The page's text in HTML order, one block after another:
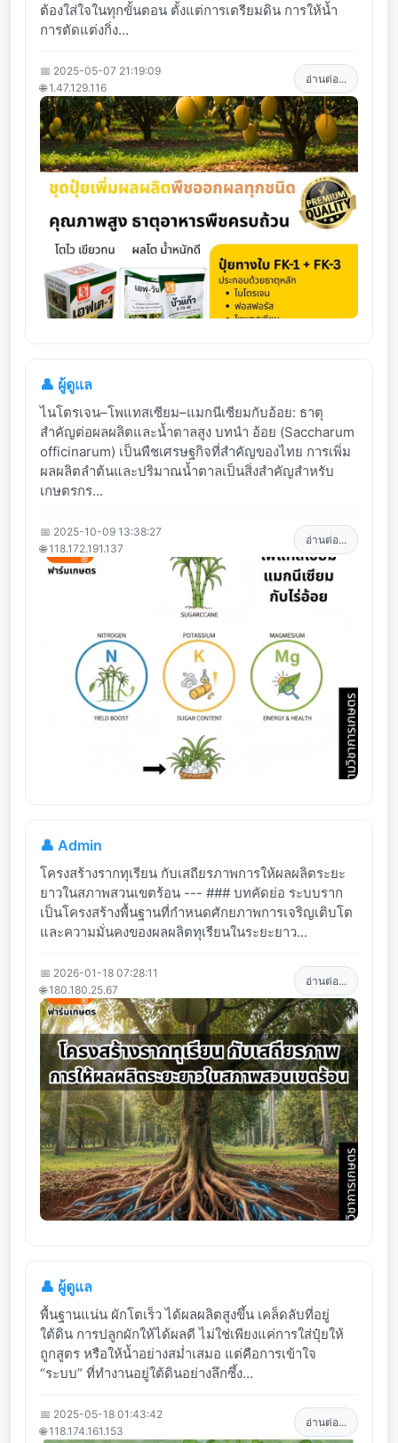
ต้องใส่ใจในทุกขั้นตอน ตั้งแต่การเตรียมดิน การให้น้ำ
การตัดแต่งกิ่ง...
📅 2025-05-07 21:19:09
🌐 1.47.129.116
อ่านต่อ...
👤 ผู้ดูแล
ไนโตรเจน–โพแทสเซียม–แมกนีเซียมกับอ้อย: ธาตุ
สำคัญต่อผลผลิตและน้ำตาลสูง บทนำ อ้อย (Saccharum
officinarum) เป็นพืชเศรษฐกิจที่สำคัญของไทย การเพิ่ม
ผลผลิตลำต้นและปริมาณน้ำตาลเป็นสิ่งสำคัญสำหรับ
เกษตรกร...
📅 2025-10-09 13:38:27
🌐 118.172.191.137
อ่านต่อ...
👤 Admin
โครงสร้างรากทุเรียน กับเสถียรภาพการให้ผลผลิตระยะ
ยาวในสภาพสวนเขตร้อน --- ### บทคัดย่อ ระบบราก
เป็นโครงสร้างพื้นฐานที่กำหนดศักยภาพการเจริญเติบโต
และความมั่นคงของผลผลิตทุเรียนในระยะยาว...
📅 2026-01-18 07:28:11
🌐 180.180.25.67
อ่านต่อ...
👤 ผู้ดูแล
พื้นฐานแน่น ผักโตเร็ว ได้ผลผลิตสูงขึ้น เคล็ดลับที่อยู่
ใต้ดิน การปลูกผักให้ได้ผลดี ไม่ใช่เพียงแค่การใส่ปุ๋ยให้
ถูกสูตร หรือให้น้ำอย่างสม่ำเสมอ แต่คือการเข้าใจ
“ระบบ” ที่ทำงานอยู่ใต้ดินอย่างลึกซึ้ง...
📅 2025-05-18 01:43:42
🌐 118.174.161.153
อ่านต่อ...